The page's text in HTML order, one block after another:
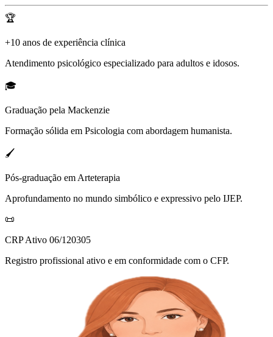
🏆
+10 anos de experiência clínica
Atendimento psicológico especializado para adultos e idosos.
🎓
Graduação pela Mackenzie
Formação sólida em Psicologia com abordagem humanista.
🖌️
Pós-graduação em Arteterapia
Aprofundamento no mundo simbólico e expressivo pelo IJEP.
📜
CRP Ativo 06/120305
Registro profissional ativo e em conformidade com o CFP.